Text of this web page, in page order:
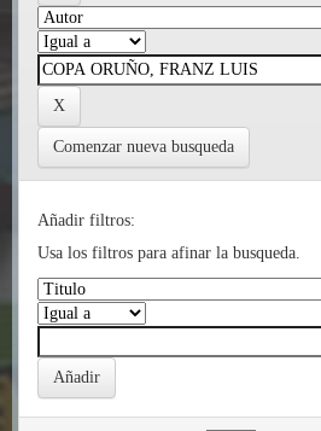
Comenzar nueva busqueda
Añadir filtros:
Usa los filtros para afinar la busqueda.